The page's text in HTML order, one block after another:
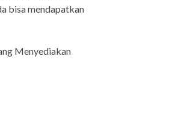
bisa mendapatkan
Menyediakan